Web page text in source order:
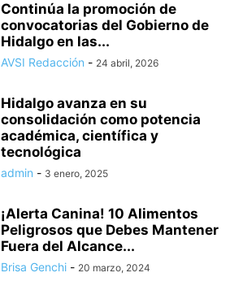
Continúa la promoción de
convocatorias del Gobierno de
Hidalgo en las...
AVSI Redacción - 24 abril, 2026
Hidalgo avanza en su
consolidación como potencia
académica, científica y
tecnológica
admin - 3 enero, 2025
¡Alerta Canina! 10 Alimentos
Peligrosos que Debes Mantener
Fuera del Alcance...
Brisa Genchi - 20 marzo, 2024